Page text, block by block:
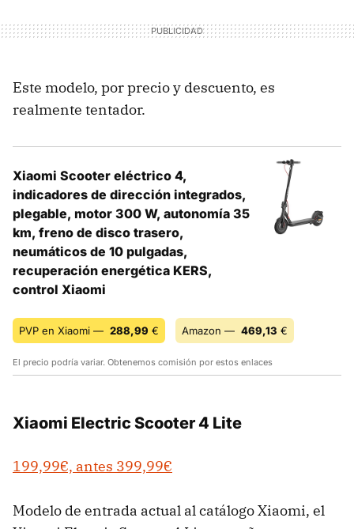
Este modelo, por precio y descuento, es
realmente tentador.
Xiaomi Scooter eléctrico 4,
indicadores de dirección integrados,
plegable, motor 300 W, autonomía 35
km, freno de disco trasero,
neumáticos de 10 pulgadas,
recuperación energética KERS,
control Xiaomi
PVP en Xiaomi — 288,99 € Amazon — 469,13 €
El precio podría variar. Obtenemos comisión por estos enlaces
Xiaomi Electric Scooter 4 Lite
199,99€, antes 399,99€
Modelo de entrada actual al catálogo Xiaomi, el